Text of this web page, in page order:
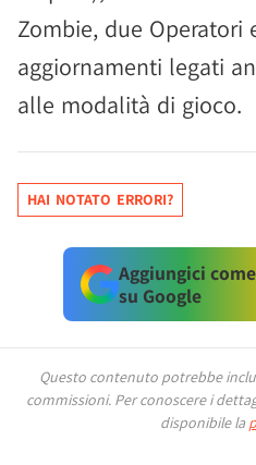
Zombie, due Operatori
aggiornamenti legati
alle modalità di gioco.
HAI NOTATO ERRORI?
Aggiungici
su Google
Questo contenuto potrebbe
commissioni. Per conoscere i
disponibile la